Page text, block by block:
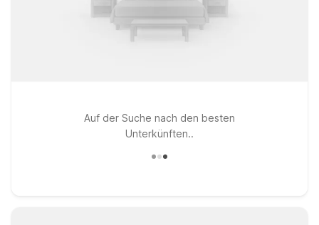
Auf der Suche nach den besten
Unterkünften..